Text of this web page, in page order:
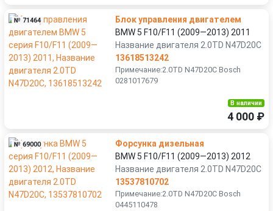
№ 71464
Блок управления двигателем
BMW 5 F10/F11 (2009—2013) 2011
Название двигателя 2.0TD N47D20C
13618513242
Примечание:2.0TD N47D20C Bosch
0281017679
В наличии
4 000 ₽
№ 69000
Форсунка дизельная
BMW 5 F10/F11 (2009—2013) 2012
Название двигателя 2.0TD N47D20C
13537810702
Примечание:2.0TD N47D20C Bosch
0445110478